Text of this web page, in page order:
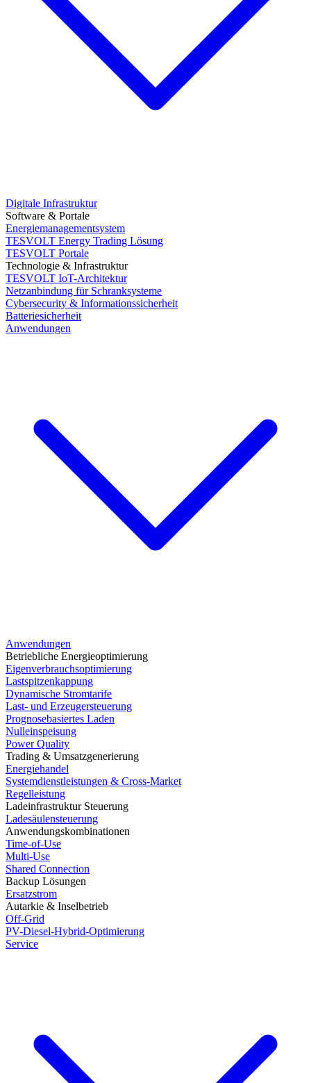
Digitale Infrastruktur
Software & Portale
Energiemanagementsystem
TESVOLT Energy Trading Lösung
TESVOLT Portale
Technologie & Infrastruktur
TESVOLT IoT-Architektur
Netzanbindung für Schranksysteme
Cybersecurity & Informationssicherheit
Batteriesicherheit
Anwendungen
Anwendungen
Betriebliche Energieoptimierung
Eigenverbrauchsoptimierung
Lastspitzenkappung
Dynamische Stromtarife
Last- und Erzeugersteuerung
Prognosebasiertes Laden
Nulleinspeisung
Power Quality
Trading & Umsatzgenerierung
Energiehandel
Systemdienstleistungen & Cross-Market
Regelleistung
Ladeinfrastruktur Steuerung
Ladesäulensteuerung
Anwendungskombinationen
Time-of-Use
Multi-Use
Shared Connection
Backup Lösungen
Ersatzstrom
Autarkie & Inselbetrieb
Off-Grid
PV-Diesel-Hybrid-Optimierung
Service